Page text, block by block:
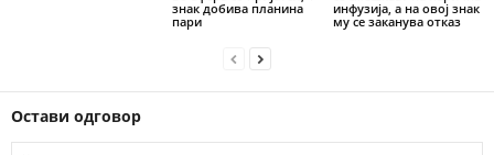
знак добива планина
пари
инфузија, а на овој знак
му се заканува отказ
Остави одговор